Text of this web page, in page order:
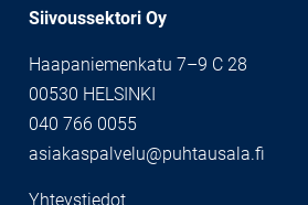
Siivoussektori Oy
Haapaniemenkatu 7–9 C 28
00530 HELSINKI
040 766 0055
asiakaspalvelu@puhtausala.fi
Yhteystiedot